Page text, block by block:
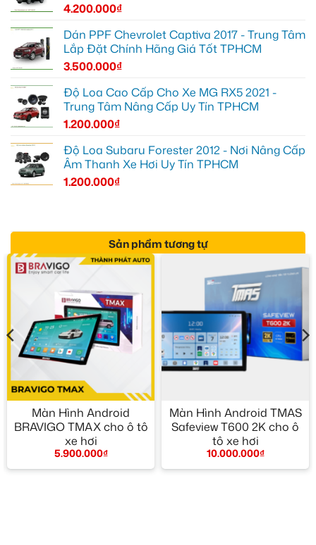
4.200.000₫
Dán PPF Chevrolet Captiva 2017 - Trung Tâm
Lắp Đặt Chính Hãng Giá Tốt TPHCM
3.500.000₫
Độ Loa Cao Cấp Cho Xe MG RX5 2021 -
Trung Tâm Nâng Cấp Uy Tín TPHCM
1.200.000₫
Độ Loa Subaru Forester 2012 - Nơi Nâng Cấp
Âm Thanh Xe Hơi Uy Tín TPHCM
1.200.000₫
Sản phẩm tương tự
Màn Hình Android
BRAVIGO TMAX cho ô tô
xe hơi
5.900.000₫
Màn Hình Android TMAS
Safeview T600 2K cho ô
tô xe hơi
10.000.000₫